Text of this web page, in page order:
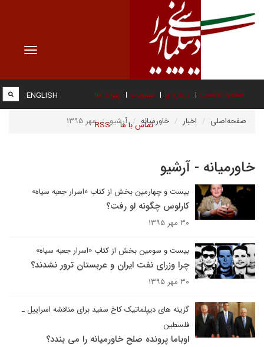
Toggle
صفحه نخست درباره ما عضویت پیوند ها
تماس با ما RSS
ENGLISH
صفحه‌اصلی اخبار خاورمیانه آرشیو مهر ۱۳۹۵
خاورمیانه - آرشیو
بیست و چهارمین بخش از کتاب «اسرار جعبه سیاه»
کارلوس چگونه لو رفت؟
۳۰ مهر ۱۳۹۵
بیست و سومین بخش از کتاب «اسرار جعبه سیاه»
چرا وزرای نفت ایران و عربستان ترور نشدند؟
۳۰ مهر ۱۳۹۵
گزینه های دیپلماتیک کاخ سفید برای مناقشه اسراییل ـ
فلسطین
اوباما پرونده صلح خاورمیانه را می بندد؟